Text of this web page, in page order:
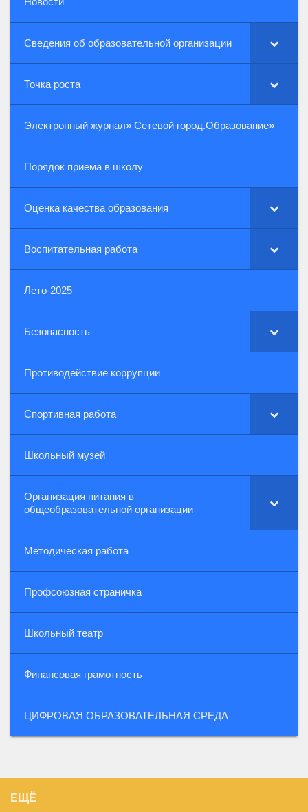
Сведения об образовательной организации
Точка роста
Электронный журнал» Сетевой город.Образование»
Порядок приема в школу
Оценка качества образования
Воспитательная работа
Лето-2025
Безопасность
Противодействие коррупции
Спортивная работа
Школьный музей
Организация питания в
общеобразовательной организации
Методическая работа
Профсоюзная страничка
Школьный театр
Финансовая грамотность
ЦИФРОВАЯ ОБРАЗОВАТЕЛЬНАЯ СРЕДА
ЕЩЁ